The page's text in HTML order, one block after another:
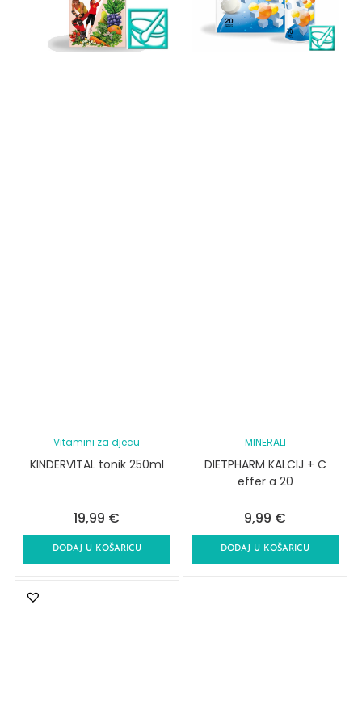
Vitamini za djecu
KINDERVITAL tonik 250ml
19,99 €
DODAJ U KOŠARICU
MINERALI
DIETPHARM KALCIJ + C
effer a 20
9,99 €
DODAJ U KOŠARICU